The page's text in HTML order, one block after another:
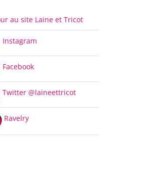
au site Laine et Tricot
Instagram
Facebook
Twitter @laineettricot
Ravelry